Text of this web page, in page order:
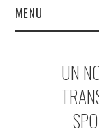
MENU
GABBA
UN